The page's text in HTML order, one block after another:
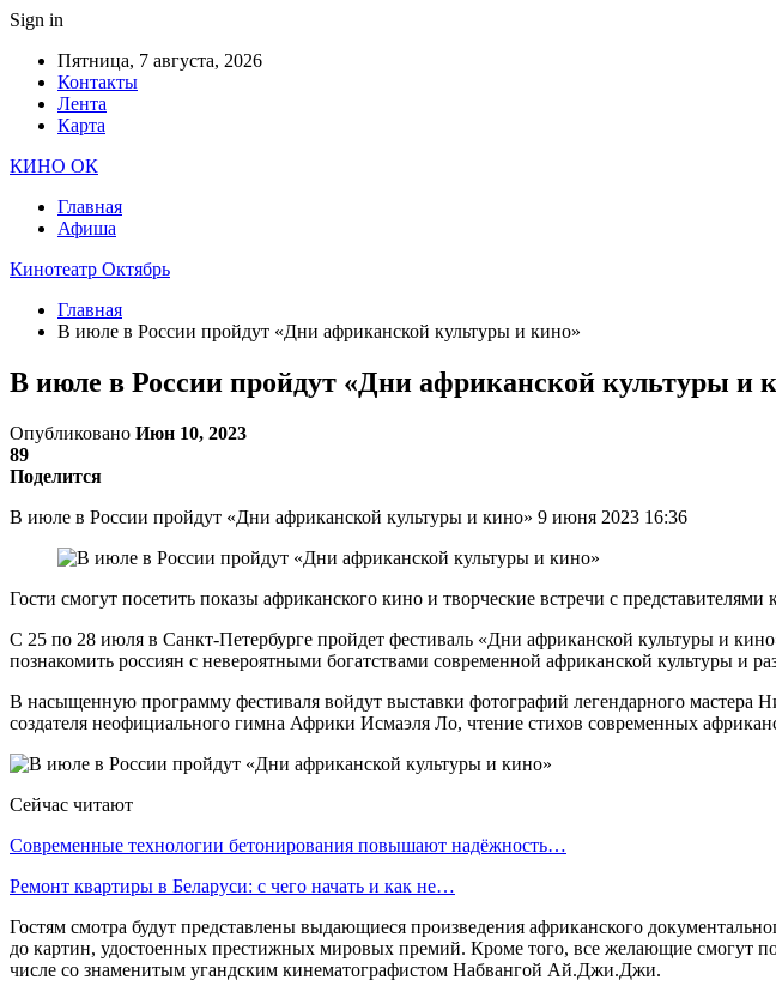
Sign in
Пятница, 7 августа, 2026
Контакты
Лента
Карта
КИНО ОК
Главная
Афиша
Кинотеатр Октябрь
Главная
В июле в России пройдут «Дни африканской культуры и кино»
В июле в России пройдут «Дни африканской культуры и
Опубликовано Июн 10, 2023
89
Поделится
В июле в России пройдут «Дни африканской культуры и кино» 9 июня 2023 16:36
Гости смогут посетить показы африканского кино и творческие встречи с
С 25 по 28 июля в Санкт-Петербурге пройдет фестиваль «Дни африканской культуры и
познакомить россиян с невероятными богатствами современной африканской культуры и
В насыщенную программу фестиваля войдут выставки фотографий легендарного мастера
создателя неофициального гимна Африки Исмаэля Ло, чтение стихов современных
Сейчас читают
Современные технологии бетонирования повышают надёжность…
Ремонт квартиры в Беларуси: с чего начать и как не…
Гостям смотра будут представлены выдающиеся произведения африканского
до картин, удостоенных престижных мировых премий. Кроме того, все желающие смогут
числе со знаменитым угандским кинематографистом Набвангой Ай.Джи.Джи.